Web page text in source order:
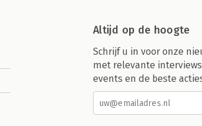
Altijd op de hoogte
Schrijf u in voor onze
met relevante
events en de beste